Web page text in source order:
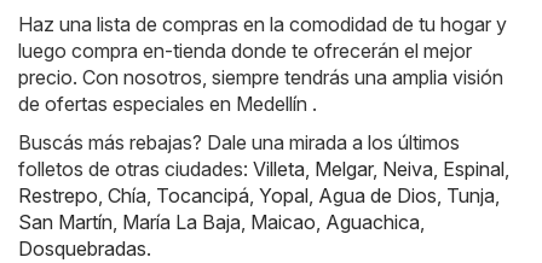
Haz una lista de compras en la comodidad de tu hogar y
luego compra en-tienda donde te ofrecerán el mejor
precio. Con nosotros, siempre tendrás una amplia visión
de ofertas especiales en Medellín .
Buscás más rebajas? Dale una mirada a los últimos
folletos de otras ciudades: Villeta, Melgar, Neiva, Espinal,
Restrepo, Chía, Tocancipá, Yopal, Agua de Dios, Tunja,
San Martín, María La Baja, Maicao, Aguachica,
Dosquebradas.